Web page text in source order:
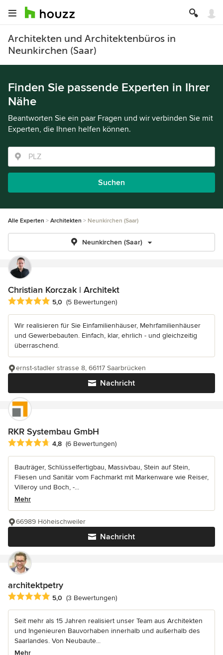
Architekten und Architektenbüros in
Neunkirchen (Saar)
Finden Sie passende Experten in Ihrer
Nähe
Beantworten Sie ein paar Fragen und wir verbinden Sie mit
Experten, die Ihnen helfen können.
Suchen
Alle Experten Architekten Neunkirchen (Saar)
Neunkirchen (Saar)
Christian Korczak | Architekt
Durchschnittliche Bewertung: 5 von 5 Sternen
5,0 (5 Bewertungen)
Wir realisieren für Sie Einfamilienhäuser, Mehrfamilienhäuser
und Gewerbebauten. Einfach, klar, ehrlich - und gleichzeitig
überraschend.
Nachricht
ernst-stadler strasse 8, 66117 Saarbrücken
RKR Systembau GmbH
Durchschnittliche Bewertung: 4.8 von 5 Sternen
4,8 (6 Bewertungen)
Bauträger, Schlüsselfertigbau, Massivbau, Stein auf Stein,
Fliesen und Sanitär vom Fachmarkt mit Markenware wie Reiser,
Villeroy und Boch, -...
Mehr
Nachricht
66989 Höheischweiler
architektpetry
Durchschnittliche Bewertung: 5 von 5 Sternen
5,0 (3 Bewertungen)
Seit mehr als 15 Jahren realisiert unser Team aus Architekten
und Ingenieuren Bauvorhaben innerhalb und außerhalb des
Saarlandes. Von Neubaute...
Mehr